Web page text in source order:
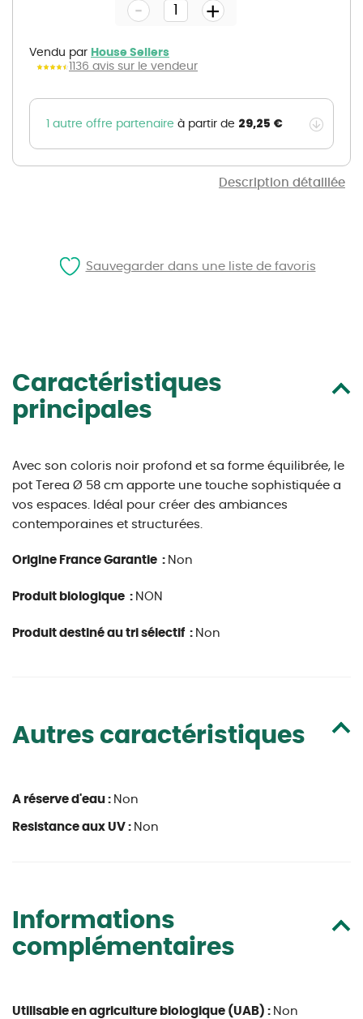
Description détaillée
gallery
Vendu par House Sellers
1136 avis sur le vendeur
- +
1 autre offre partenaire à partir de 29,25 €
Caractéristiques
principales
Avec son coloris noir profond et sa forme équilibrée, le
pot Terea Ø 58 cm apporte une touche sophistiquée a
vos espaces. Idéal pour créer des ambiances
contemporaines et structurées.
Origine France Garantie : Non
Produit biologique : NON
Produit destiné au tri sélectif : Non
Autres caractéristiques
A réserve d'eau : Non
Resistance aux UV : Non
Informations
complémentaires
Utilisable en agriculture biologique (UAB) : Non
Sauvegarder dans une liste de favoris